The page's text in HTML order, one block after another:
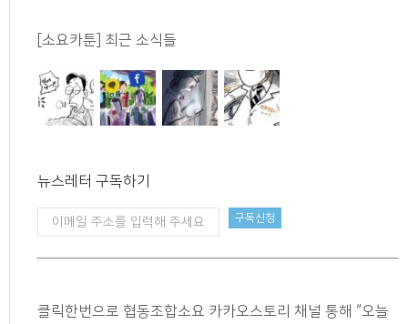
[소요카툰] 최근 소식들
뉴스레터 구독하기
클릭한번으로 협동조합소요 카카오스토리 채널 통해 “오늘